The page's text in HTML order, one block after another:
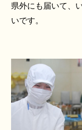
県外にも届いて、
いです。